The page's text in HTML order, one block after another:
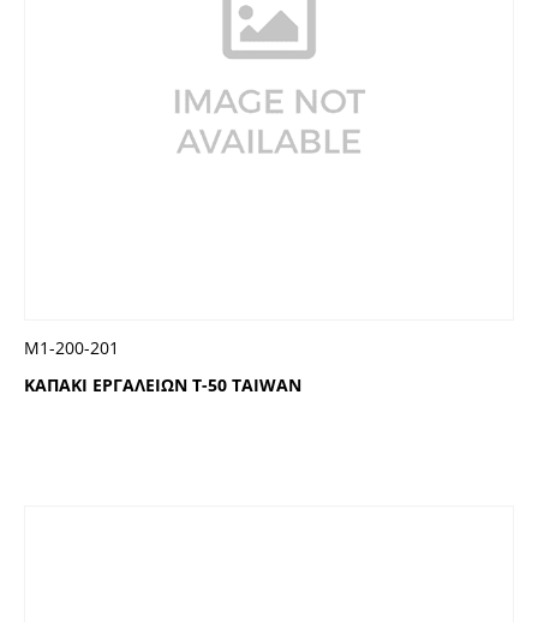
ΚΑΠΑΚΙ ΕΡΓΑΛΕΙΩΝ T-50 TAIWAN
Μ1-200-201